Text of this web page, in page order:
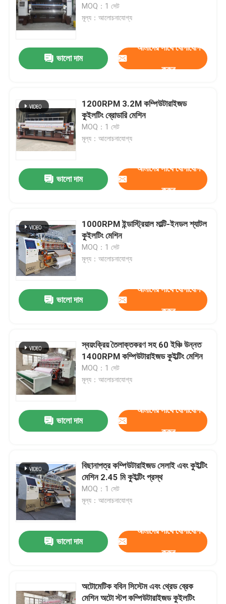
MOQ：1 সেট
মূল্য：আলোচনাযোগ্য
ভালো দাম
আমাদের সাথে যোগাযোগ
করুন
1200RPM 3.2M কম্পিউটারাইজড
কুইলটিং ব্রোডারি মেশিন
MOQ：1 সেট
মূল্য：আলোচনাযোগ্য
ভালো দাম
আমাদের সাথে যোগাযোগ
করুন
1000RPM ইন্ডাস্ট্রিয়াল মাল্টি-ইনডল শ্যাটল
কুইলটিং মেশিন
MOQ：1 সেট
মূল্য：আলোচনাযোগ্য
ভালো দাম
আমাদের সাথে যোগাযোগ
করুন
স্বয়ংক্রিয় তৈলাক্তকরণ সহ 60 ইঞ্চি উন্নত
1400RPM কম্পিউটারাইজড কুইল্টিং মেশিন
MOQ：1 সেট
মূল্য：আলোচনাযোগ্য
ভালো দাম
আমাদের সাথে যোগাযোগ
করুন
বিছানাপত্র কম্পিউটারাইজড সেলাই এবং কুইল্টিং
মেশিন 2.45 মি কুইল্টিং প্রস্থ
MOQ：1 সেট
মূল্য：আলোচনাযোগ্য
ভালো দাম
আমাদের সাথে যোগাযোগ
করুন
অটোমেটিক ববিন সিস্টেম এবং থ্রেড ব্রেক
মেশিন অটো স্টপ কম্পিউটারাইজড কুইলটিং